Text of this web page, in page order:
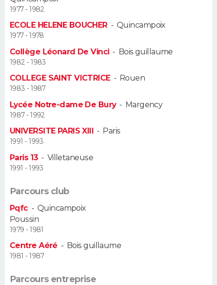
VOYAGE
BONS PLANS
CARTE DE VOEUX
Carte de Noël
Carte Bonne année
Carte Saint-Valentin
Carte Pâques
Carte d'anniversaire
DICTIONNAIRE
Dictionnaire
Biographies
Citations
Expressions
Proverbes
PROGRAMME TV
AVIS DE DÉCÈS
FORUM
Bricolage
Lifestyle
Culture
Sport
Auto
Television
Voyage
Cinema
1977 - 1982
ECOLE HELENE BOUCHER-Quincampoix
1977 - 1978
Collège Léonard De Vinci- Bois guillaume
1982 - 1983
COLLEGE SAINT VICTRICE- Rouen
1983 - 1987
Lycée Notre-dame De Bury- Margency
1987 - 1992
UNIVERSITE PARIS XIII - Paris
1991 - 1993
Paris 13- Villetaneuse
1991 - 1993
Parcours club
Pqfc- Quincampoix
Poussin
1979 - 1981
Centre Aéré - Bois guillaume
1981 - 1987
Parcours entreprise